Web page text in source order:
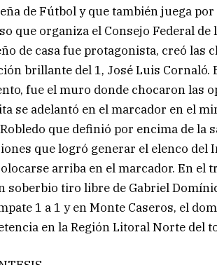
de Fútbol y que también juega
que organiza el Consejo Federal de
de casa fue protagonista, creó las
brillante del 1, José Luis
fue el muro donde chocaron las
se adelantó en el marcador en el
que definió por encima de la
que logró generar el elenco
arriba en el marcador. En el
soberbio tiro libre de Gabriel
1 a 1 y en Monte Caseros, el
en la Región Litoral Norte del